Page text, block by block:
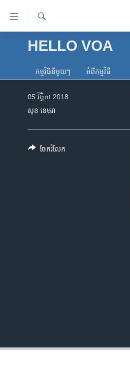
ទៅ​
គេហទំព័រ​
ទាក់ទង
និង​អាមេរិក
ហេឡូវីអូអេ
ព្រឹត្តិការណ៍ព័ត៌មាន
រក
HELLO VOA
កម្មវិធី​នីមួយៗ អំពី​កម្មវិធី​
05 វិច្ឆិកា 2018
សុខ ខេមរា
ចែករំលែក